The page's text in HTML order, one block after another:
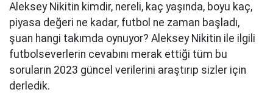
Aleksey Nikitin kimdir, nereli, kaç yaşında, boyu kaç,
piyasa değeri ne kadar, futbol ne zaman başladı,
şuan hangi takımda oynuyor? Aleksey Nikitin ile ilgili
futbolseverlerin cevabını merak ettiği tüm bu
soruların 2023 güncel verilerini araştırıp sizler için
derledik.